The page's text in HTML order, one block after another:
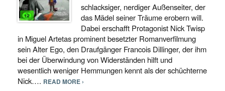
schlacksiger, nerdiger Außenseiter, der
das Mädel seiner Träume erobern will.
Dabei erschafft Protagonist Nick Twisp
in Miguel Artetas prominent besetzter Romanverfilmung
sein Alter Ego, den Draufgänger Francois Dillinger, der ihm
bei der Überwindung von Widerständen hilft und
wesentlich weniger Hemmungen kennt als der schüchterne
Nick…. READ MORE ›